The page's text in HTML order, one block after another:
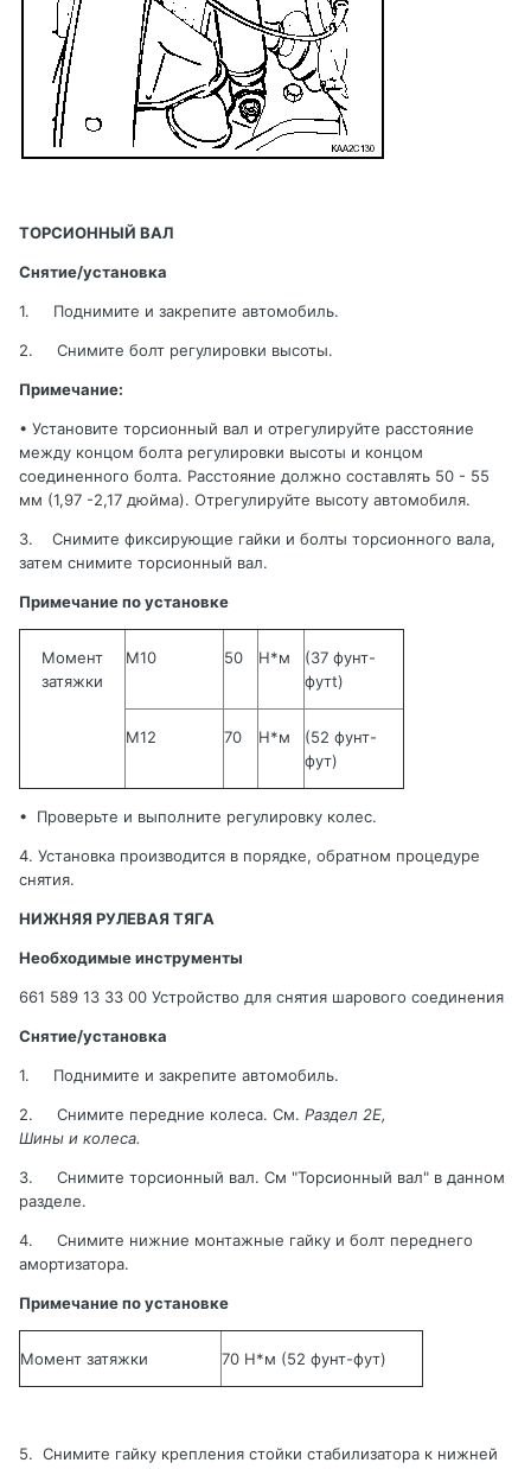
ТОРСИОННЫЙ ВАЛ
Снятие/установка
1. Поднимите и закрепите автомобиль.
2. Снимите болт регулировки высоты.
Примечание:
• Установите торсионный вал и отрегулируйте расстояние
между концом болта регулировки высоты и концом
соединенного болта. Расстояние должно составлять 50 - 55
мм (1,97 -2,17 дюйма). Отрегулируйте высоту автомобиля.
3.
Снимите фиксирующие гайки и болты торсионного вала,
затем снимите торсионный вал.
Примечание по установке
Момент
затяжки
M10 50 Н*м (37 фунт-
футt)
M12 70 Н*м (52 фунт-
фут)
• Проверьте и выполните регулировку колес.
4. Установка производится в порядке, обратном процедуре
снятия.
НИЖНЯЯ РУЛЕВАЯ ТЯГА
Необходимые инструменты
661 589 13 33 00 Устройство для снятия шарового соединения
Снятие/установка
1. Поднимите и закрепите автомобиль.
2. Снимите передние колеса. См. Раздел 2E,
Шины и колеса.
3.
Снимите торсионный вал. См "Торсионный вал" в данном
разделе.
4.
Снимите нижние монтажные гайку и болт переднего
амортизатора.
Примечание по установке
Момент затяжки 70 Н*м (52 фунт-фут)
5. Снимите гайку крепления стойки стабилизатора к нижней